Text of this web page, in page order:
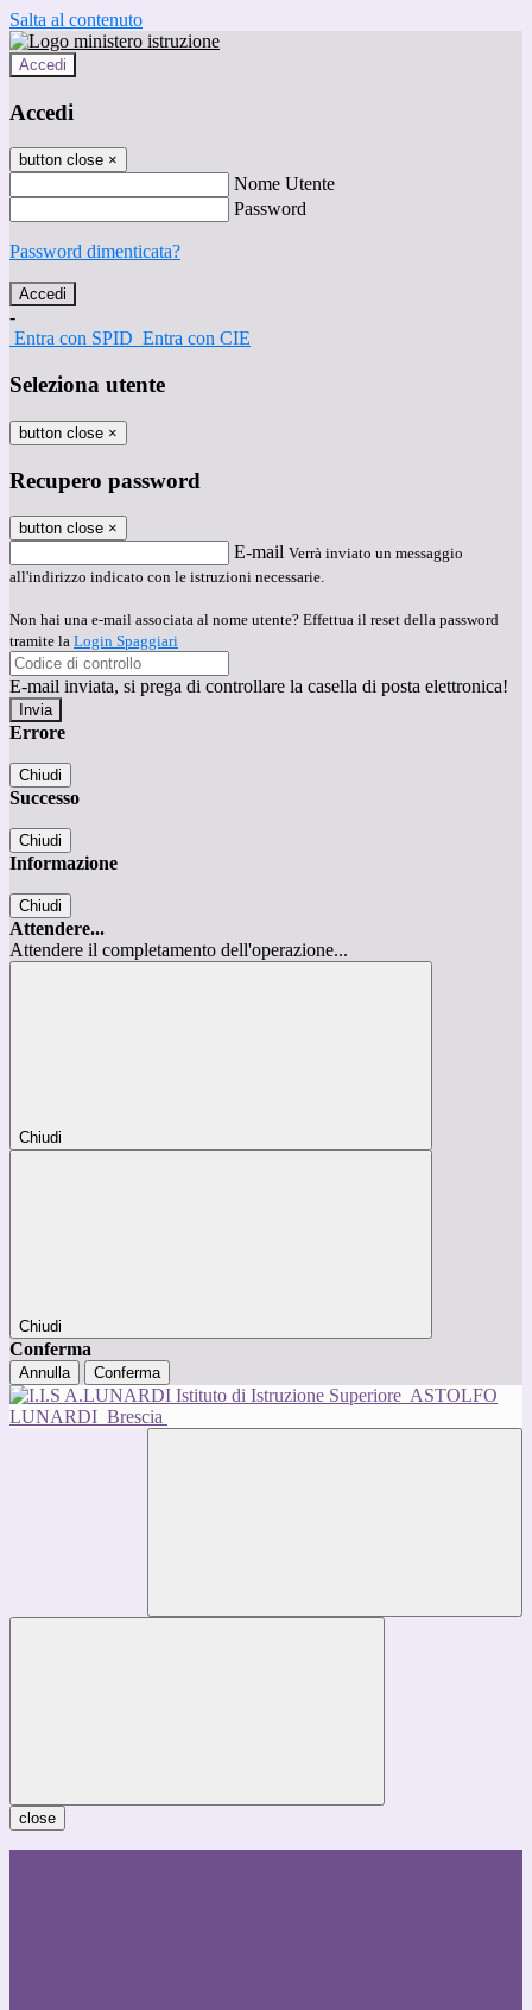
Salta al contenuto
Accedi
Accedi
button close ×
Nome Utente
Password
Password dimenticata?
-
Entra con SPID Entra con CIE
Seleziona utente
button close ×
Recupero password
button close ×
E-mail Verrà inviato un messaggio
all'indirizzo indicato con le istruzioni necessarie.
Non hai una e-mail associata al nome utente? Effettua il reset della password
tramite la Login Spaggiari
E-mail inviata, si prega di controllare la casella di posta elettronica!
Errore
Chiudi
Successo
Chiudi
Informazione
Chiudi
Attendere...
Attendere il completamento dell'operazione...
Chiudi
Chiudi
Conferma
Annulla Conferma
Istituto di Istruzione Superiore ASTOLFO
LUNARDI Brescia
close